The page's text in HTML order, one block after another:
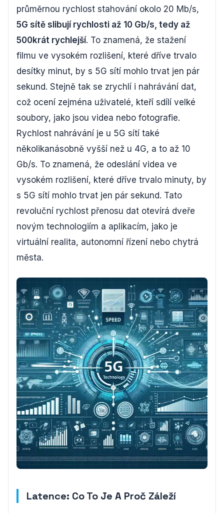
průměrnou rychlost stahování okolo 20 Mb/s,
5G sítě slibují rychlosti až 10 Gb/s, tedy až
500krát rychlejší. To znamená, že stažení
filmu ve vysokém rozlišení, které dříve trvalo
desítky minut, by s 5G sítí mohlo trvat jen pár
sekund. Stejně tak se zrychlí i nahrávání dat,
což ocení zejména uživatelé, kteří sdílí velké
soubory, jako jsou videa nebo fotografie.
Rychlost nahrávání je u 5G sítí také
několikanásobně vyšší než u 4G, a to až 10
Gb/s. To znamená, že odeslání videa ve
vysokém rozlišení, které dříve trvalo minuty, by
s 5G sítí mohlo trvat jen pár sekund. Tato
revoluční rychlost přenosu dat otevírá dveře
novým technologiím a aplikacím, jako je
virtuální realita, autonomní řízení nebo chytrá
města.
Latence: Co To Je A Proč Záleží